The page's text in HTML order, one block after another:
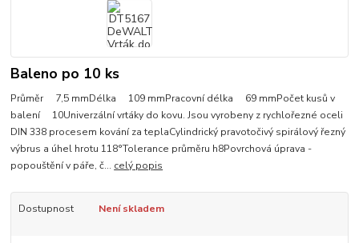
Baleno po 10 ks
Průměr 7,5 mmDélka 109 mmPracovní délka 69 mmPočet kusů v
balení 10Univerzální vrtáky do kovu. Jsou vyrobeny z rychlořezné oceli
DIN 338 procesem kování za teplaCylindrický pravotočivý spirálový řezný
výbrus a úhel hrotu 118°Tolerance průměru h8Povrchová úprava -
popouštění v páře, č... celý popis
Dostupnost Není skladem